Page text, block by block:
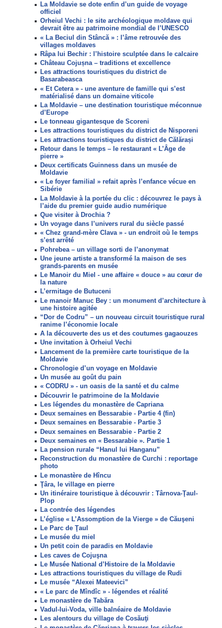
La Moldavie se dote enfin d’un guide de voyage
officiel
Orheiul Vechi : le site archéologique moldave qui
devrait être au patrimoine mondial de l’UNESCO
« La Beciul din Stâncă » : l’âme retrouvée des
villages moldaves
Râpa lui Bechir : l’histoire sculptée dans le calcaire
Château Cojușna – traditions et excellence
Les attractions touristiques du district de
Basarabeasca
« Et Cetera » - une aventure de famille qui s’est
matérialisé dans un domaine viticole
La Moldavie – une destination touristique méconnue
d’Europe
Le tonneau gigantesque de Scoreni
Les attractions touristiques du district de Nisporeni
Les attractions touristiques du district de Călărași
Retour dans le temps – le restaurant « L’Âge de
pierre »
Deux certificats Guinness dans un musée de
Moldavie
« Le foyer familial » refait après l’enfance vécue en
Sibérie
La Moldavie à la portée du clic : découvrez le pays à
l’aide du premier guide audio numérique
Que visiter à Drochia ?
Un voyage dans l’univers rural du siècle passé
« Chez grand-mère Clava » - un endroit où le temps
s’est arrêté
Pohrebea – un village sorti de l’anonymat
Une jeune artiste a transformé la maison de ses
grands-parents en musée
Le Manoir du Miel - une affaire « douce » au cœur de
la nature
L’ermitage de Butuceni
Le manoir Manuc Bey : un monument d’architecture à
une histoire agitée
“Dor de Codru” – un nouveau circuit touristique rural
ranime l’économie locale
A la découverte des us et des coutumes gagaouzes
Une invitation à Orheiul Vechi
Lancement de la première carte touristique de la
Moldavie
Chronologie d’un voyage en Moldavie
Un musée au goût du pain
« CODRU » - un oasis de la santé et du calme
Découvrir le patrimoine de la Moldavie
Les légendes du monastère de Capriana
Deux semaines en Bessarabie - Partie 4 (fin)
Deux semaines en Bessarabie - Partie 3
Deux semaines en Bessarabie - Partie 2
Deux semaines en « Bessarabie ». Partie 1
La pension rurale “Hanul lui Hanganu”
Reconstruction du monastère de Curchi : reportage
photo
Le monastère de Hîncu
Ţâra, le village en pierre
Un itinéraire touristique à découvrir : Târnova-Ţaul-
Plop
La contrée des légendes
L’église « L’Assomption de la Vierge » de Căuşeni
Le Parc de Ţaul
Le musée du miel
Un petit coin de paradis en Moldavie
Les caves de Cojuşna
Le Musée National d’Histoire de la Moldavie
Les attractions touristiques du village de Rudi
Le musée “Alexei Mateevici”
« Le parc de Mîndîc » - légendes et réalité
Le monastère de Tabăra
Vadul-lui-Voda, ville balnéaire de Moldavie
Les alentours du village de Cosăuţi